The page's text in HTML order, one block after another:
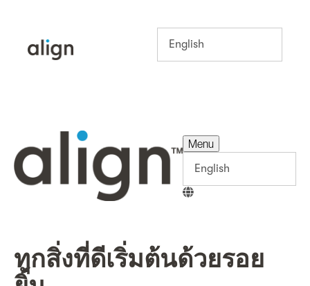
Menu
ทุกสิ่งที่ดีเริ่มต้นด้วยรอย